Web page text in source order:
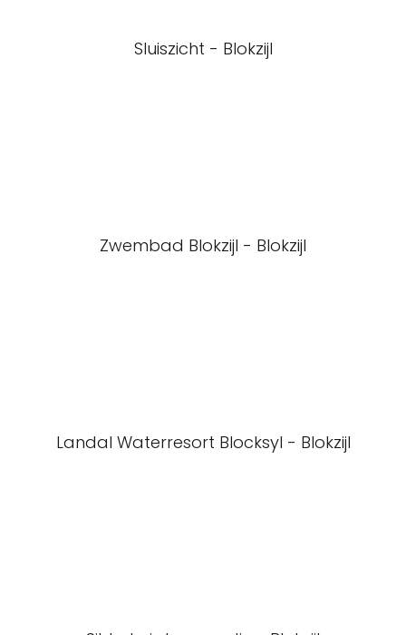
Sluiszicht - Blokzijl
Zwembad Blokzijl - Blokzijl
Landal Waterresort Blocksyl - Blokzijl